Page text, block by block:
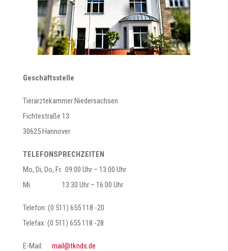
Geschäftsstelle
Tierärztekammer Niedersachsen
Fichtestraße 13
30625 Hannover
TELEFONSPRECHZEITEN
Mo, Di, Do, Fr. 09:00 Uhr – 13:00 Uhr
Mi 13:30 Uhr – 16:00 Uhr
Telefon: (0 511) 655 118 -20
Telefax: (0 511) 655 118 -28
E-Mail: ed.sdnkt
@liam